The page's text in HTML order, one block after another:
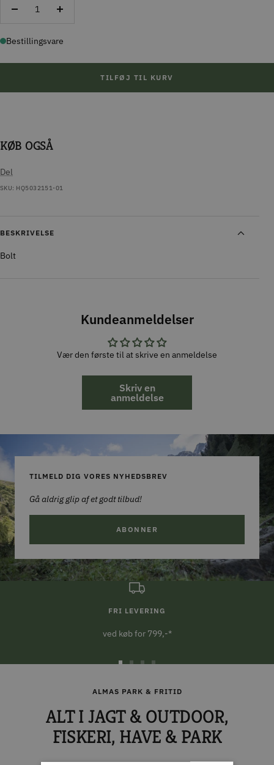
Reducer
Forøg
Bestillingsvare
TILFØJ TIL KURV
KØB OGSÅ
Del
SKU: HQ5032151-01
BESKRIVELSE
Bolt
Kundeanmeldelser
Vær den første til at skrive en anmeldelse
Skriv en
anmeldelse
TILMELD DIG VORES NYHEDSBREV
Gå aldrig glip af et godt tilbud!
ABONNER
FRI LEVERING
ved køb for 799,-*
1
2
4
ALMAS PARK & FRITID
ALT I JAGT & OUTDOOR,
FISKERI, HAVE & PARK